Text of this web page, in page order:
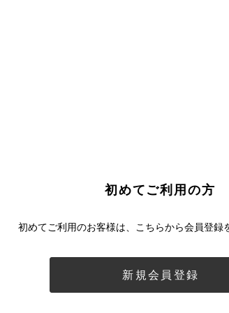
初めてご利用の方
初めてご利用のお客様は、こちらから会員登録
新規会員登録